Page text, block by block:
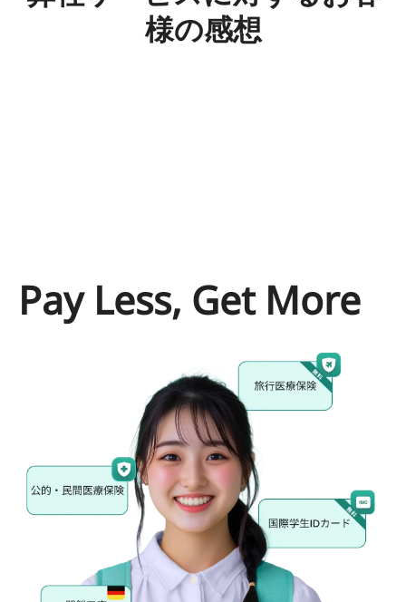
様の感想
Pay Less, Get More